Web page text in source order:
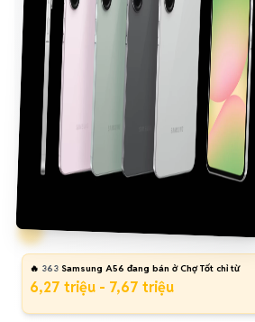
🔥 363 Samsung A56 đang bán ở Chợ Tốt chỉ từ
6,27 triệu - 7,67 triệu